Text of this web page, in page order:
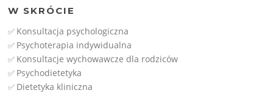
W SKRÓCIE
✅ Konsultacja psychologiczna
✅ Psychoterapia indywidualna
✅ Konsultacje wychowawcze dla rodziców
✅ Psychodietetyka
✅ Dietetyka kliniczna